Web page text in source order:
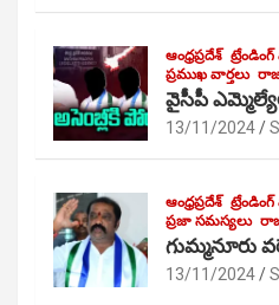
ఆంధ్రప్రదేశ్ ట్రేండింగ్
ప్రముఖ వార్తలు
వైసీపీ
13/11/2024
ఆంధ్రప్రదేశ్ ట్రేండింగ్
ప్రజా సమస్యలు
గుమ్మనూరు
13/11/2024